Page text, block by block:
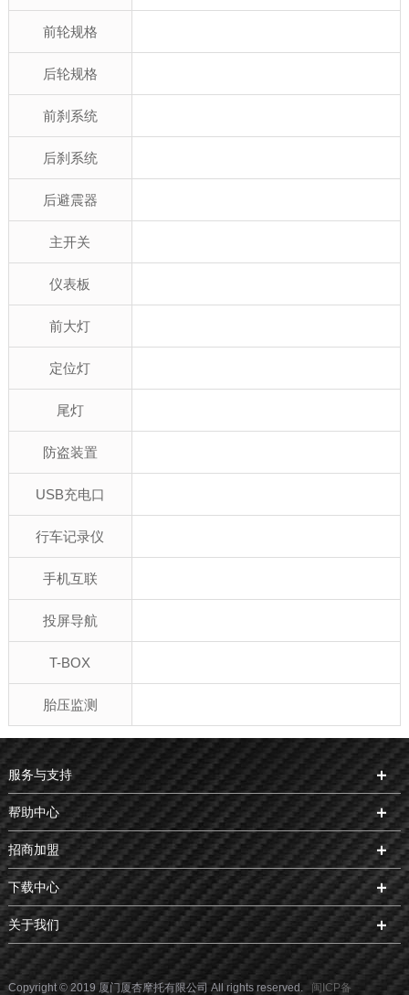
前轮规格
后轮规格
前刹系统
后刹系统
后避震器
主开关
仪表板
前大灯
定位灯
尾灯
防盗装置
USB充电口
行车记录仪
手机互联
投屏导航
T-BOX
胎压监测
服务与支持
帮助中心
招商加盟
下载中心
关于我们
Copyright © 2019 厦门厦杏摩托有限公司 All rights reserved. 闽ICP备